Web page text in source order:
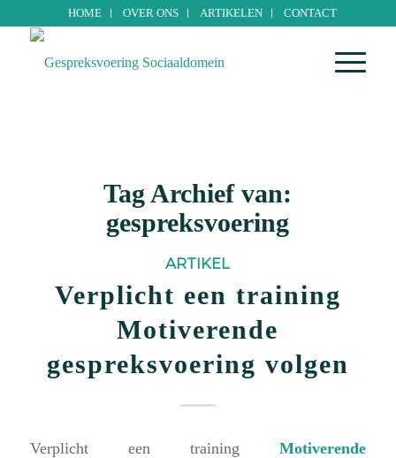
HOME OVER ONS ARTIKELEN CONTACT
Tag Archief van:
gespreksvoering
ARTIKEL
Verplicht een training
Motiverende
gespreksvoering volgen
Verplicht een trainingMotiverende